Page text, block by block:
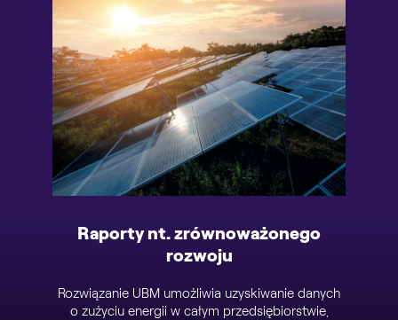
Raporty nt. zrównoważonego
rozwoju
Rozwiązanie UBM umożliwia uzyskiwanie danych
o zużyciu energii w całym przedsiębiorstwie,